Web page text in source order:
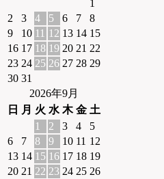
1
2
3 4 5 6 7
8
9
10 11 12 13 14 15
16 17 18 19 20 21 22
23 24 25 26 27 28 29
30 31
2026年9月
日
月 火 水 木 金 土
1
2 3 4
5
6
7 8 9 10 11 12
13 14 15 16 17 18 19
20 21 22 23 24 25 26